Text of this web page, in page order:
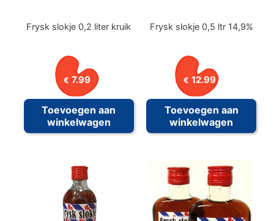
Frysk slokje 0,2 liter kruik
€ 7.99
Toevoegen aan
winkelwagen
Frysk slokje 0,5 ltr 14,9%
€ 12.99
Toevoegen aan
winkelwagen